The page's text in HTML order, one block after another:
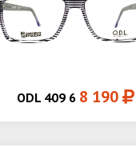
ODL 409 6 8 190